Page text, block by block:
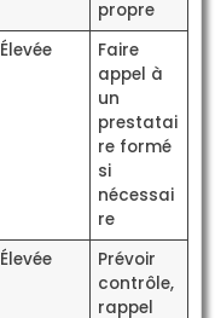
propre
Élevée
Faire
appel à
un
prestatai
re formé
si
nécessai
re
Élevée
Prévoir
contrôle,
rappel